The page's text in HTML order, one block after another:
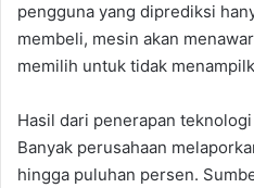
pengguna yang diprediksi
membeli, mesin akan
memilih untuk tidak
Hasil dari penerapan
Banyak perusahaan
hingga puluhan persen.